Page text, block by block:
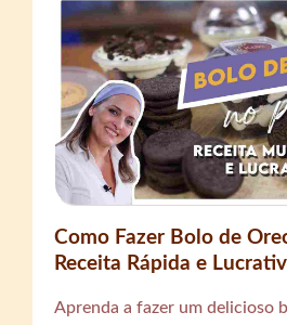
Como Fazer Bolo de
Receita Rápida e
Aprenda a fazer um delicioso